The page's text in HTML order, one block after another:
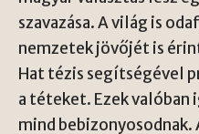
szavazása. A világ is
nemzetek jövőjét is
Hat tézis segítségével
a téteket. Ezek valóban
mind bebizonyosodnak.